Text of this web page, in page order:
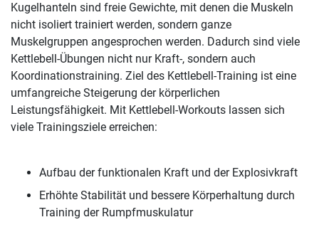
Kugelhanteln sind freie Gewichte, mit denen die Muskeln
nicht isoliert trainiert werden, sondern ganze
Muskelgruppen angesprochen werden. Dadurch sind viele
Kettlebell-Übungen nicht nur Kraft-, sondern auch
Koordinationstraining. Ziel des Kettlebell-Training ist eine
umfangreiche Steigerung der körperlichen
Leistungsfähigkeit. Mit Kettlebell-Workouts lassen sich
viele Trainingsziele erreichen:
Aufbau der funktionalen Kraft und der Explosivkraft
Erhöhte Stabilität und bessere Körperhaltung durch
Training der Rumpfmuskulatur